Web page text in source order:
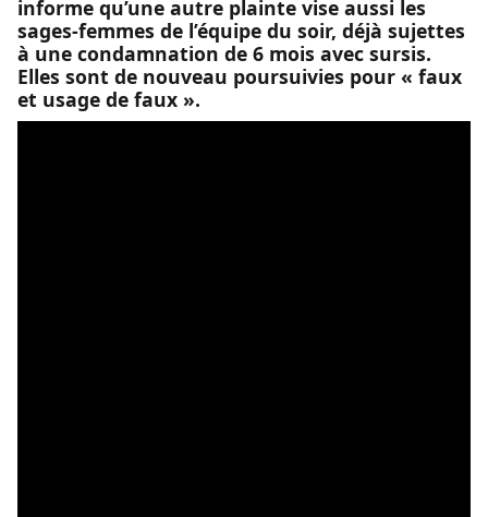
informe qu’une autre plainte vise aussi les
sages-femmes de l’équipe du soir, déjà sujettes
à une condamnation de 6 mois avec sursis.
Elles sont de nouveau poursuivies pour « faux
et usage de faux ».